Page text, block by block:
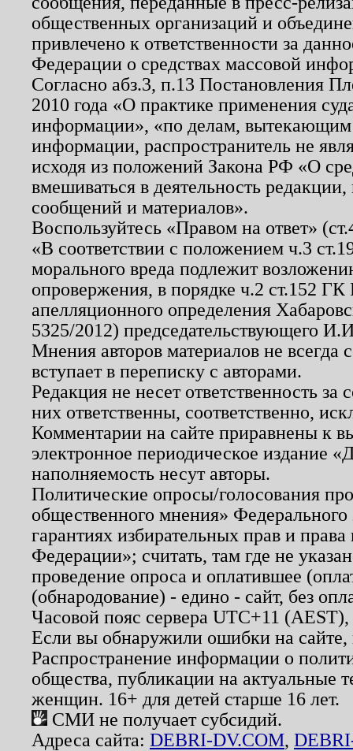
общественных организаций и
привлечено к ответственности за
Федерации о средствах массовой
Согласно абз.3, п.13 Постановления
2010 года «О практике применения
информации», «по делам, вытекающим
информации, распространитель не
исходя из положений Закона РФ «О
вмешиваться в деятельность
сообщений и материалов».
Воспользуйтесь «Правом на ответ»
«В соответствии с положением ч.3
морального вреда подлежит
опровержения, в порядке ч.2 ст.152
апелляционного определения
5325/2012) председательствующего
Мнения авторов материалов не
вступает в переписку с авторами.
Редакция не несет ответственность
них ответственны, соответственно,
Комментарии на сайте приравнены к
электронное периодическое издание
наполняемость несут авторы.
Политические опросы/голосования
общественного мнения»
гарантиях избирательных прав и
Федерации»; считать, там где не
проведение опроса и оплатившее
(обнародование) - едино - сайт, без
Часовой пояс сервера UTC+11
Если вы обнаружили ошибки на
Распространение информации о
общества, публикации на актуальные
женщин. 16+ для детей старше 16 лет.
СМИ не получает субсидий.
Адреса сайта: DEBRI-DV.COM,